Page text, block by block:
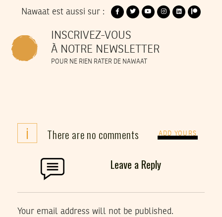
Nawaat est aussi sur :
INSCRIVEZ-VOUS
À NOTRE NEWSLETTER
POUR NE RIEN RATER DE NAWAAT
i There are no comments ADD YOURS
Leave a Reply
Your email address will not be published.